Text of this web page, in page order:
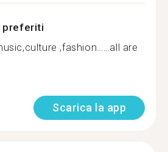
preferiti
,fashion……all are
Scarica la app